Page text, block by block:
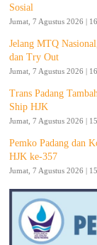
Sosial
Jumat, 7 Agustus 2026 |
Jelang MTQ
dan Try Out
Jumat, 7 Agustus 2026 |
Trans Padang
Ship HJK
Jumat, 7 Agustus 2026 |
Pemko Padang dan
HJK ke-357
Jumat, 7 Agustus 2026 |